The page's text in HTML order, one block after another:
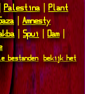
Palestina| Plant
Amnesty
Spui| Dam|
bestanden bekijk het